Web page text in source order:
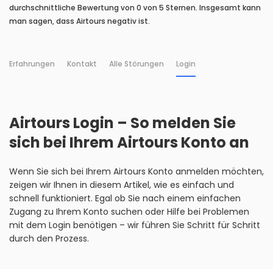
durchschnittliche Bewertung von 0 von 5 Sternen. Insgesamt kann
man sagen, dass Airtours negativ ist.
Erfahrungen Kontakt Alle Störungen Login
Airtours Login – So melden Sie
sich bei Ihrem Airtours Konto an
Wenn Sie sich bei Ihrem Airtours Konto anmelden möchten,
zeigen wir Ihnen in diesem Artikel, wie es einfach und
schnell funktioniert. Egal ob Sie nach einem einfachen
Zugang zu Ihrem Konto suchen oder Hilfe bei Problemen
mit dem Login benötigen – wir führen Sie Schritt für Schritt
durch den Prozess.